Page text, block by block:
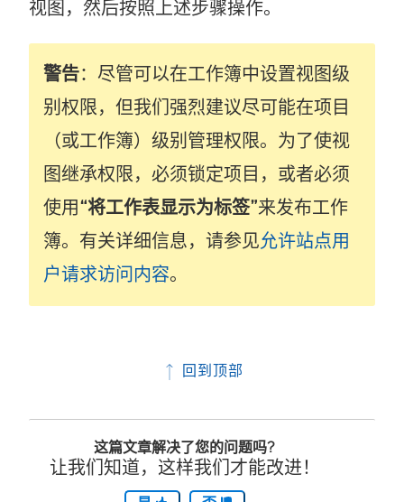
视图，然后按照上述步骤操作。
警告：尽管可以在工作簿中设置视图级
别权限，但我们强烈建议尽可能在项目
（或工作簿）级别管理权限。为了使视
图继承权限，必须锁定项目，或者必须
使用“将工作表显示为标签”来发布工作
簿。有关详细信息，请参见允许站点用
户请求访问内容。
回到顶部
这篇文章解决了您的问题吗?
让我们知道，这样我们才能改进！